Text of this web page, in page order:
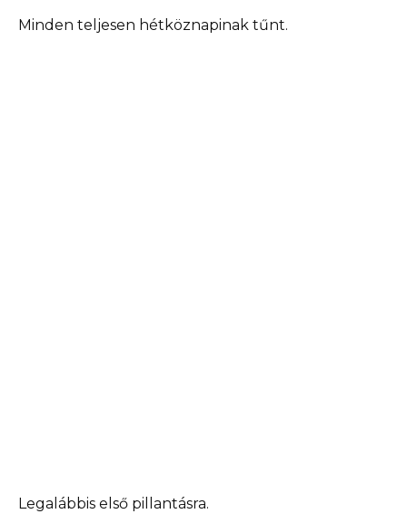
Minden teljesen hétköznapinak tűnt.
Legalábbis első pillantásra.